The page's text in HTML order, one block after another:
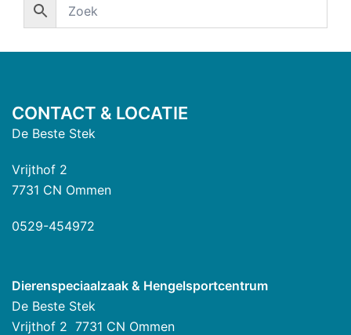
CONTACT & LOCATIE
De Beste Stek
Vrijthof 2
7731 CN Ommen
0529-454972
Dierenspeciaalzaak & Hengelsportcentrum
De Beste Stek
Vrijthof 2 7731 CN Ommen